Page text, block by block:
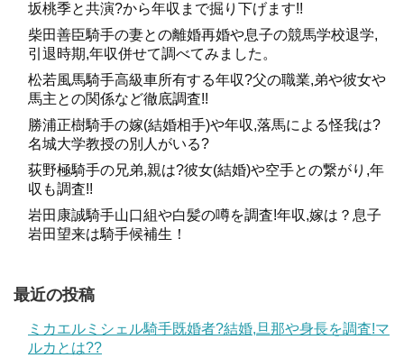
坂桃季と共演?から年収まで掘り下げます!!
柴田善臣騎手の妻との離婚再婚や息子の競馬学校退学,
引退時期,年収併せて調べてみました。
松若風馬騎手高級車所有する年収?父の職業,弟や彼女や
馬主との関係など徹底調査!!
勝浦正樹騎手の嫁(結婚相手)や年収,落馬による怪我は?
名城大学教授の別人がいる?
荻野極騎手の兄弟,親は?彼女(結婚)や空手との繋がり,年
収も調査!!
岩田康誠騎手山口組や白髪の噂を調査!年収,嫁は？息子
岩田望来は騎手候補生！
最近の投稿
ミカエルミシェル騎手既婚者?結婚,旦那や身長を調査!マ
ルカとは??